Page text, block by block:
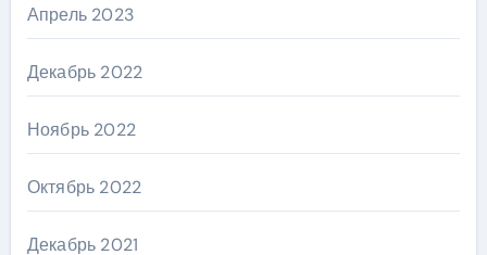
Апрель 2023
Декабрь 2022
Ноябрь 2022
Октябрь 2022
Декабрь 2021